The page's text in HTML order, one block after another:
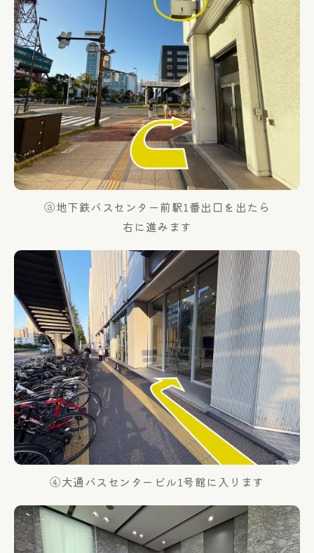
③地下鉄バスセンター前駅1番出口を出たら
右に進みます
④大通バスセンタービル1号館に入ります